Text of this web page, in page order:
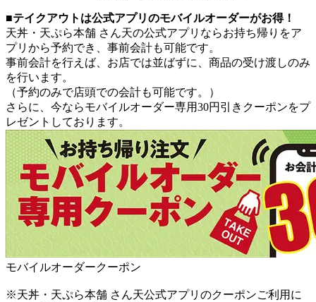
■テイクアウトは公式アプリのモバイルオーダーがお得！
天丼・天ぷら本舗 さん天の公式アプリならお持ち帰りをア
プリから予約でき、事前会計も可能です。
事前会計を行えば、お店では並ばずに、商品の受け渡しのみ
を行います。
（予約のみで店頭での会計も可能です。）
さらに、今ならモバイルオーダー専用30円引きクーポンをプ
レゼントしております。
モバイルオーダークーポン
※天丼・天ぷら本舗 さん天公式アプリのクーポンご利用に